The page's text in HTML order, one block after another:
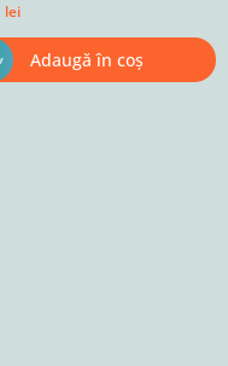
lei
Adaugă în coș